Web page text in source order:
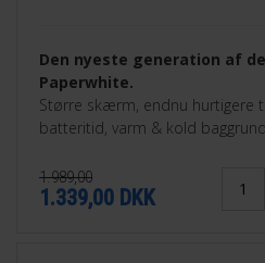
Den nyeste generation af
Paperwhite.
Større skærm, endnu hurtigere
batteritid, varm & kold
1.989,00
1.339,00 DKK